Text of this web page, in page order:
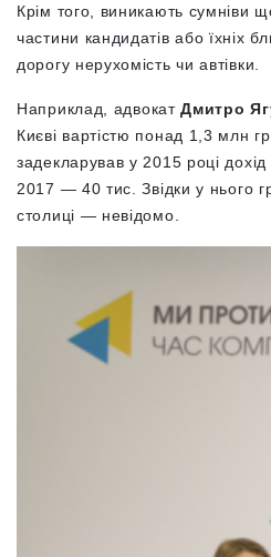
Крім того, виникають сумніви
частини кандидатів або їхніх
дорогу нерухомість чи автівки.
Наприклад, адвокатДмитро
Києві вартістю понад 1,3 млн
задекларував у 2015 році
2017 — 40 тис. Звідки у нього
столиці — невідомо.